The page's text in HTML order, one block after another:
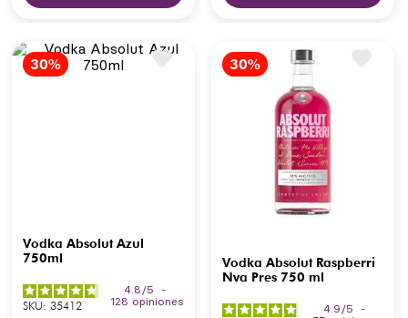
Vodka Absolut Azul
750ml
4.8 /5
-
128 opiniones
SKU: 35412
Vodka Absolut Raspberri
Nva Pres 750 ml
4.9 /5
-